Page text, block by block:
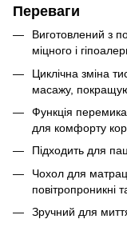
Переваги
Виготовлений з
міцного і
Циклічна зміна
масажу,
Функція
для комфорту
Підходить для
Чохол для
повітропроникні
Зручний для